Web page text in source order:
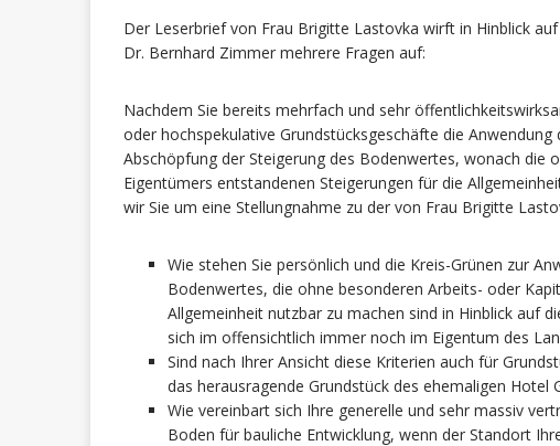
Der Leserbrief von Frau Brigitte Lastovka wirft in Hinblick
Dr. Bernhard Zimmer mehrere Fragen auf:
Nachdem Sie bereits mehrfach und sehr
oder hochspekulative Grundstücksgeschäfte die
Abschöpfung der Steigerung des Bodenwertes, wonach die
Eigentümers entstandenen Steigerungen für die
wir Sie um eine Stellungnahme zu der von Frau Brigitte
Wie stehen Sie persönlich und die Kreis-Grünen zur
Bodenwertes, die ohne besonderen Arbeits- oder
Allgemeinheit nutzbar zu machen sind in Hinblick auf
sich im offensichtlich immer noch im Eigentum des
Sind nach Ihrer Ansicht diese Kriterien auch für
das herausragende Grundstück des ehemaligen Hotel
Wie vereinbart sich Ihre generelle und sehr massiv
Boden für bauliche Entwicklung, wenn der Standort